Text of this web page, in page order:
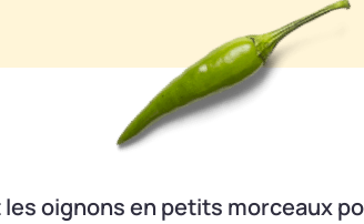
oignons en petits morceaux